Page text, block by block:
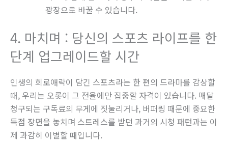
광장으로 바꿀 수 있습니다.
4. 마치며 : 당신의 스포츠 라이프를 한
단계 업그레이드할 시간
인생의 희로애락이 담긴 스포츠라는 한 편의 드라마를 감상할
때, 우리는 오롯이 그 전율에만 집중할 자격이 있습니다. 매달
청구되는 구독료의 무게에 짓눌리거나, 버퍼링 때문에 중요한
득점 장면을 놓치며 스트레스를 받던 과거의 시청 패턴과는 이
제 과감히 이별할 때입니다.